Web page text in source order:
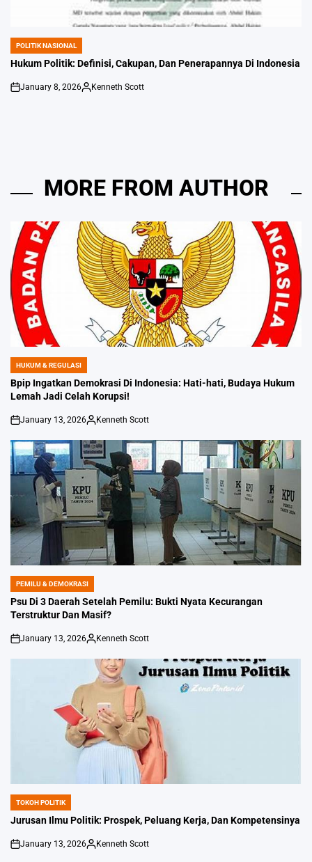
POSTED
IN
POLITIK NASIONAL
Hukum Politik: Definisi, Cakupan, Dan Penerapannya Di Indonesia
on
January 8, 2026
Posted
Kenneth Scott
MORE FROM AUTHOR
POSTED
IN
HUKUM & REGULASI
Bpip Ingatkan Demokrasi Di Indonesia: Hati-hati, Budaya Hukum
Lemah Jadi Celah Korupsi!
on
January 13, 2026
Posted
Kenneth Scott
POSTED
IN
PEMILU & DEMOKRASI
Psu Di 3 Daerah Setelah Pemilu: Bukti Nyata Kecurangan
Terstruktur Dan Masif?
on
January 13, 2026
Posted
Kenneth Scott
POSTED
IN
TOKOH POLITIK
Jurusan Ilmu Politik: Prospek, Peluang Kerja, Dan Kompetensinya
on
January 13, 2026
Posted
Kenneth Scott